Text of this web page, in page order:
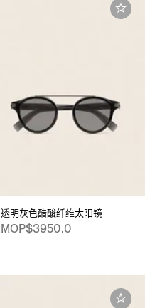
透明灰色醋酸纤维太阳镜
MOP$3950.0